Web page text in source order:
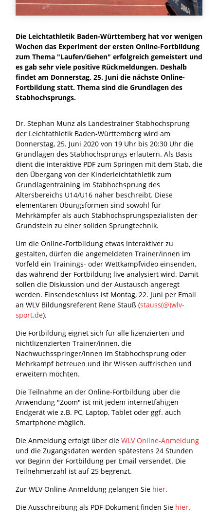
Die Leichtathletik Baden-Württemberg hat vor wenigen
Wochen das Experiment der ersten Online-Fortbildung
zum Thema "Laufen/Gehen" erfolgreich gemeistert und
es gab sehr viele positive Rückmeldungen. Deshalb
findet am Donnerstag, 25. Juni die nächste Online-
Fortbildung statt. Thema sind die Grundlagen des
Stabhochsprungs.
Dr. Stephan Munz als Landestrainer Stabhochsprung
der Leichtathletik Baden-Württemberg wird am
Donnerstag, 25. Juni 2020 von 19 Uhr bis 20:30 Uhr die
Grundlagen des Stabhochsprungs erläutern. Als Basis
dient die interaktive PDF zum Springen mit dem Stab, die
den Übergang von der Kinderleichtathletik zum
Grundlagentraining im Stabhochsprung des
Altersbereichs U14/U16 näher beschreibt. Diese
elementaren Übungsformen sind sowohl für
Mehrkämpfer als auch Stabhochsprungspezialisten der
Grundstein zu einer soliden Sprungtechnik.
Um die Online-Fortbildung etwas interaktiver zu
gestalten, dürfen die angemeldeten Trainer/innen im
Vorfeld ein Trainings- oder Wettkampfvideo einsenden,
das während der Fortbildung live analysiert wird. Damit
sollen die Diskussion und der Austausch angeregt
werden. Einsendeschluss ist Montag, 22. Juni per Email
an WLV Bildungsreferent Rene Stauß (stauss(@)wlv-
sport.de).
Die Fortbildung eignet sich für alle lizenzierten und
nichtlizenzierten Trainer/innen, die
Nachwuchsspringer/innen im Stabhochsprung oder
Mehrkampf betreuen und ihr Wissen auffrischen und
erweitern möchten.
Die Teilnahme an der Online-Fortbildung über die
Anwendung "Zoom" ist mit jedem internetfähigen
Endgerät wie z.B. PC, Laptop, Tablet oder ggf. auch
Smartphone möglich.
Die Anmeldung erfolgt über die WLV Online-Anmeldung
und die Zugangsdaten werden spätestens 24 Stunden
vor Beginn der Fortbildung per Email versendet. Die
Teilnehmerzahl ist auf 25 begrenzt.
Zur WLV Online-Anmeldung gelangen Sie hier.
Die Ausschreibung als PDF-Dokument finden Sie hier.